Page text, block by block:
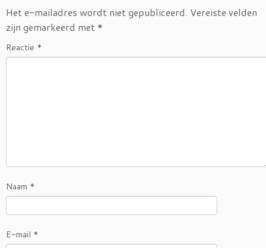
Het e-mailadres wordt niet gepubliceerd. Vereiste velden
zijn gemarkeerd met *
Reactie *
Naam *
E-mail *